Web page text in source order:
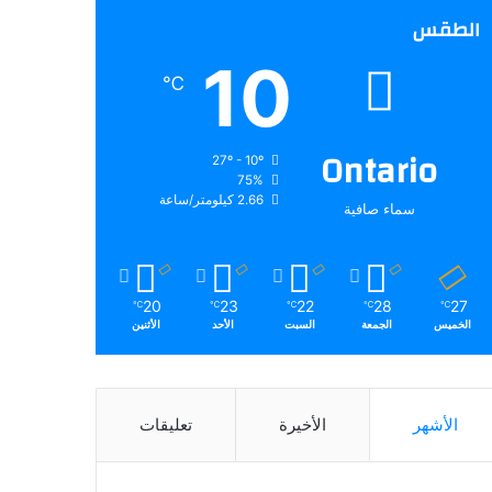
الطقس
Ontario
سماء صافية
10
℃
75%
2.66 كيلومتر/ساعة
27
℃
الخميس
28
℃
الجمعة
22
℃
السبت
23
℃
الأحد
20
℃
الأثنين
الأشهر الأخيرة تعليقات